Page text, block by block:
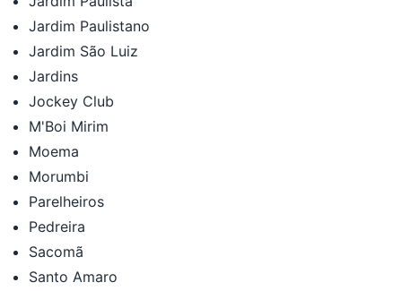
Jardim Paulistano
Jardim São Luiz
Jardins
Jockey Club
M'Boi Mirim
Moema
Morumbi
Parelheiros
Pedreira
Sacomã
Santo Amaro